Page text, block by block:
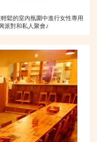
鬆的室內氛圍中進行女性專用
派對和私人聚會♪